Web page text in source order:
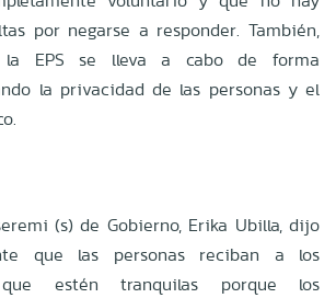
por negarse a responder. También,
la EPS se lleva a cabo de forma
la privacidad de las personas y el
(s) de Gobierno, Erika Ubilla, dijo
que las personas reciban a los
que estén tranquilas porque los